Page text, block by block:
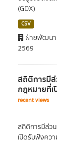
(GDX)
CSV
ฝ่ายพัฒนา
2569
สถิติการมีส่
กฎหมายที่
recent views
สถิติการมีส่ว
เปิดรับฟังคว